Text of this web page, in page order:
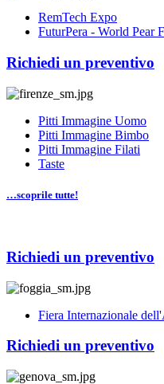
RemTech Expo
FuturPera - World Pear
Richiedi un preventivo
Pitti Immagine Uomo
Pitti Immagine Bimbo
Pitti Immagine Filati
Taste
…scoprile tutte!
Richiedi un preventivo
Fiera Internazionale
Richiedi un preventivo